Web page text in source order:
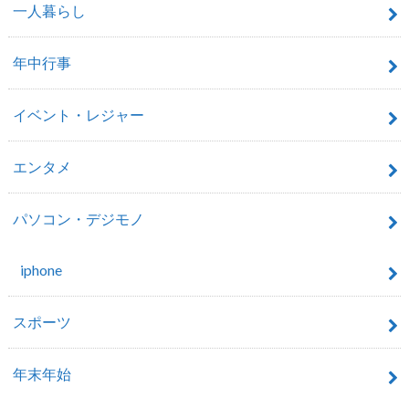
一人暮らし
年中行事
イベント・レジャー
エンタメ
パソコン・デジモノ
iphone
スポーツ
年末年始